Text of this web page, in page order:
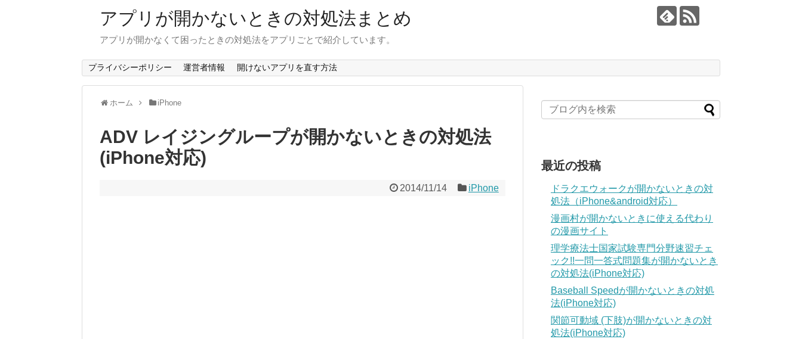
アプリが開かないときの対処法まとめ
アプリが開かなくて困ったときの対処法をアプリごとで紹介しています。
プライバシーポリシー 運営者情報 開けないアプリを直す方法
ホーム iPhone
ADV レイジングループが開かないときの対処法
(iPhone対応)
2014/11/14 iPhone
最近の投稿
ドラクエウォークが開かないときの対
処法（iPhone&android対応）
漫画村が開かないときに使える代わり
の漫画サイト
理学療法士国家試験専門分野速習チェ
ック!!一問一答式問題集が開かないとき
の対処法(iPhone対応)
Baseball Speedが開かないときの対処
法(iPhone対応)
関節可動域 (下肢)が開かないときの対
処法(iPhone対応)